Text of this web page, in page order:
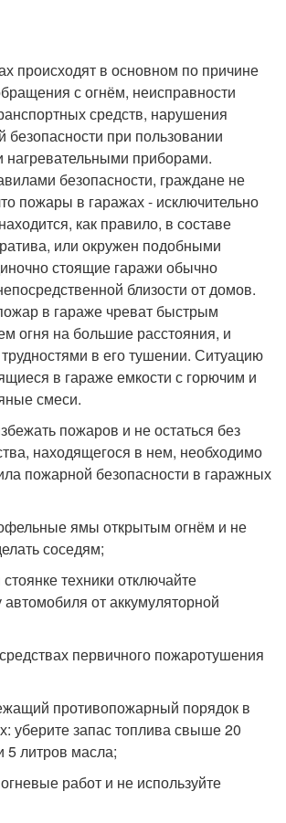
происходят в основном по причине
с огнём, неисправности
средств, нарушения
безопасности при пользовании
нагревательными приборами.
безопасности, граждане не
пожары в гаражах - исключительно
как правило, в составе
или окружен подобными
стоящие гаражи обычно
близости от домов.
в гараже чреват быстрым
огня на большие расстояния, и
трудностями в его тушении. Ситуацию
в гараже емкости с горючим и
смеси.
пожаров и не остаться без
находящегося в нем, необходимо
пожарной безопасности в гаражных
ямы открытым огнём и не
соседям;
техники отключайте
автомобиля от аккумуляторной
первичного пожаротушения
противопожарный порядок в
уберите запас топлива свыше 20
5 литров масла;
работ и не используйте